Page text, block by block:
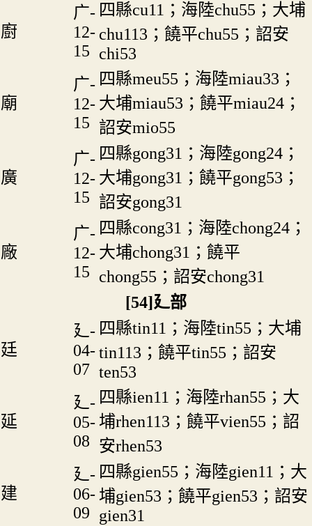
廚
广-
12-
15
四縣cu11；海陸chu55；大埔
chu113；饒平chu55；詔安
chi53
廟
广-
12-
15
四縣meu55；海陸miau33；
大埔miau53；饒平miau24；
詔安mio55
廣
广-
12-
15
四縣gong31；海陸gong24；
大埔gong31；饒平gong53；
詔安gong31
廠
广-
12-
15
四縣cong31；海陸chong24；
大埔chong31；饒平
chong55；詔安chong31
[54]廴部
廷
廴-
04-
07
四縣tin11；海陸tin55；大埔
tin113；饒平tin55；詔安
ten53
延
廴-
05-
08
四縣ien11；海陸rhan55；大
埔rhen113；饒平vien55；詔
安rhen53
建
廴-
06-
09
四縣gien55；海陸gien11；大
埔gien53；饒平gien53；詔安
gien31